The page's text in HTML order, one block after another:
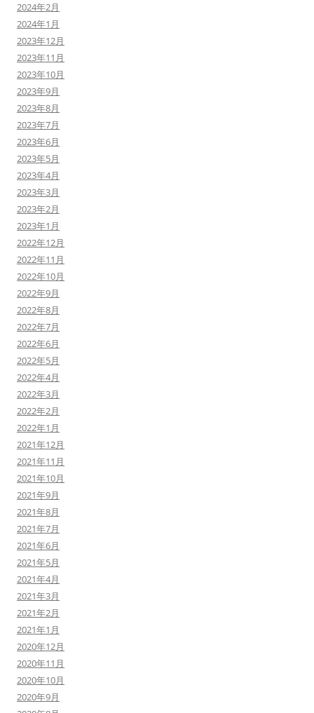
2024年2月
2024年1月
2023年12月
2023年11月
2023年10月
2023年9月
2023年8月
2023年7月
2023年6月
2023年5月
2023年4月
2023年3月
2023年2月
2023年1月
2022年12月
2022年11月
2022年10月
2022年9月
2022年8月
2022年7月
2022年6月
2022年5月
2022年4月
2022年3月
2022年2月
2022年1月
2021年12月
2021年11月
2021年10月
2021年9月
2021年8月
2021年7月
2021年6月
2021年5月
2021年4月
2021年3月
2021年2月
2021年1月
2020年12月
2020年11月
2020年10月
2020年9月